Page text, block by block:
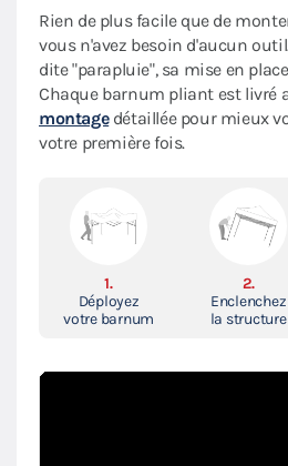
Rien de plus facile que de
vous n'avez besoin d'aucun
dite "parapluie", sa mise en
Chaque barnum pliant est livré
montagedétaillée pour mieux
votre première fois.
1.
Déployez
votre barnum
2.
Enclenchez
la structure